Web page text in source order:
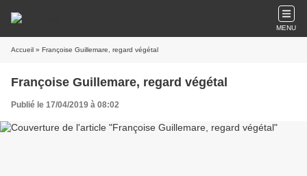
MENU
Accueil » Françoise Guillemare, regard végétal
Françoise Guillemare, regard végétal
Publié le 17/04/2019 à 08:02